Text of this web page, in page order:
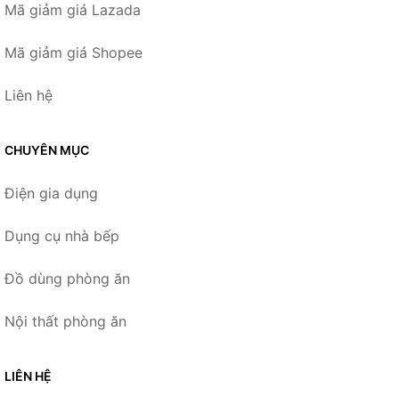
Mã giảm giá Lazada
Mã giảm giá Shopee
Liên hệ
CHUYÊN MỤC
Điện gia dụng
Dụng cụ nhà bếp
Đồ dùng phòng ăn
Nội thất phòng ăn
LIÊN HỆ